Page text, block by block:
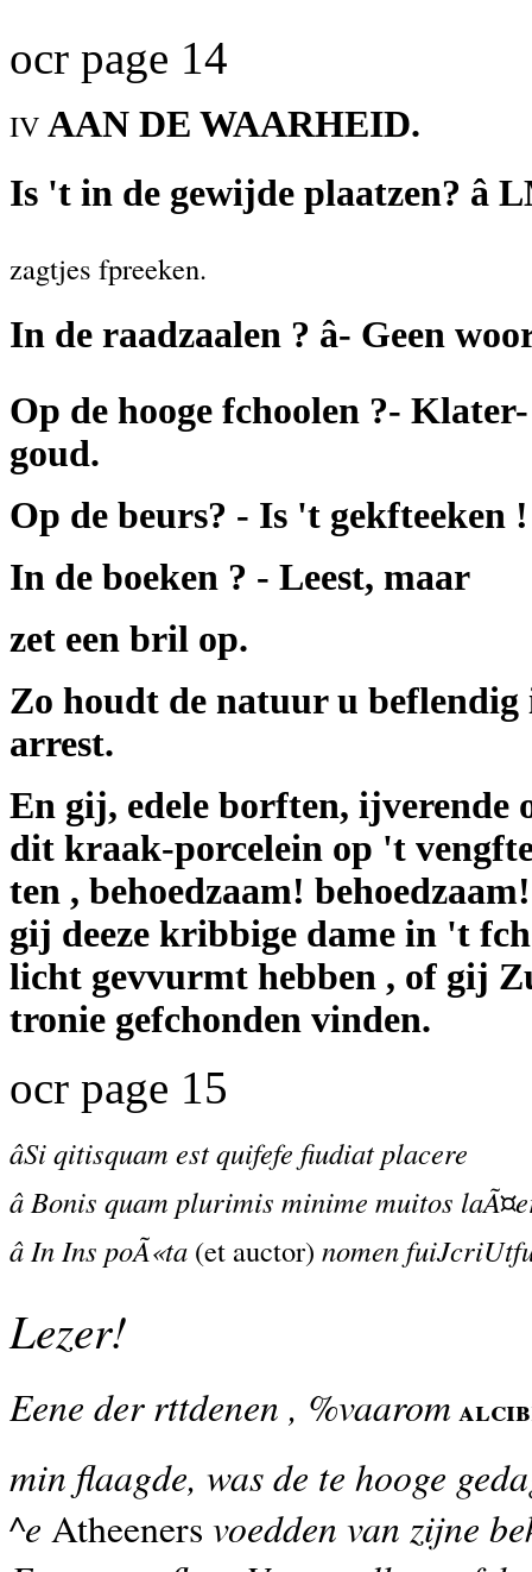
ocr page 14
IV AAN DE WAARHEID.
Is 't in de gewijde plaatzen? â
zagtjes fpreeken.
In de raadzaalen ? â- Geen
Op de hooge fchoolen ?- Klater-
goud.
Op de beurs? - Is 't gekfteeken !
In de boeken ? - Leest, maar
zet een bril op.
Zo houdt de natuur u beflendig
arrest.
En gij, edele borften, ijverende
dit kraak-porcelein op 't
ten , behoedzaam!
gij deeze kribbige dame in 't
licht gevvurmt hebben , of gij
tronie gefchonden vinden.
ocr page 15
âSi qitisquam est quifefe fiudiat placere
â Bonis quam plurimis minime muitos
â In Ins poÃ«ta (et auctor) nomen
Lezer!
Eene der rttdenen , %vaarom
min flaagde, was de te hooge
^e Atheeners voedden van zijne